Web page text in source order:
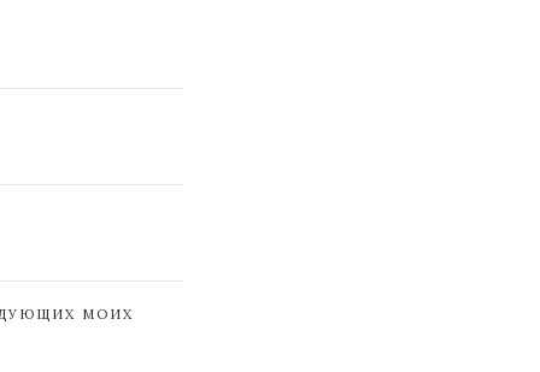
МОИХ